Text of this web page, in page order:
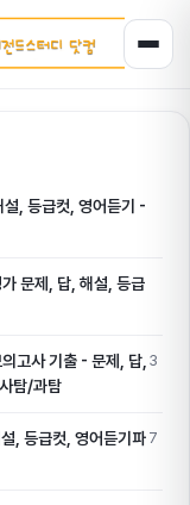
, 등급컷, 영어듣기 -
문제, 답, 해설, 등급
사 기출 - 문제, 답,
탐/과탐
3
, 등급컷, 영어듣기파 7